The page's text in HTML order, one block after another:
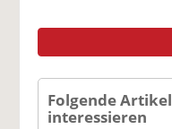
Folgende
interessieren